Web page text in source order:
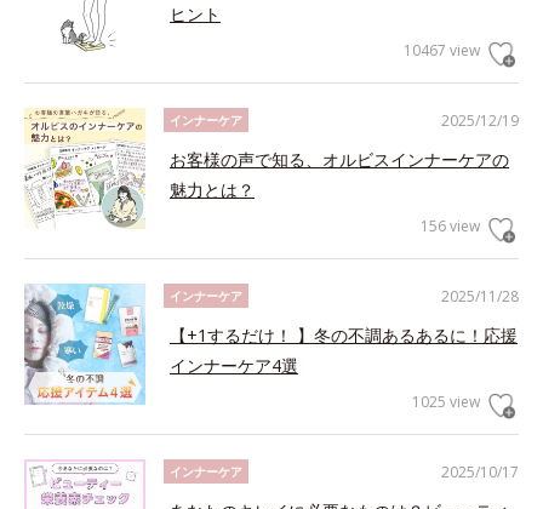
ヒント
10467 view
2025/12/19
インナーケア
お客様の声で知る、オルビスインナーケアの
魅力とは？
156 view
2025/11/28
インナーケア
【+1するだけ！ 】冬の不調あるあるに！応援
インナーケア4選
1025 view
2025/10/17
インナーケア